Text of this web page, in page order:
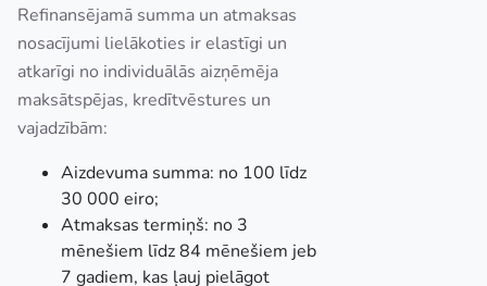
Refinansējamā summa un atmaksas
nosacījumi lielākoties ir elastīgi un
atkarīgi no individuālās aizņēmēja
maksātspējas, kredītvēstures un
vajadzībām:
Aizdevuma summa: no 100 līdz
30 000 eiro;
Atmaksas termiņš: no 3
mēnešiem līdz 84 mēnešiem jeb
7 gadiem, kas ļauj pielāgot